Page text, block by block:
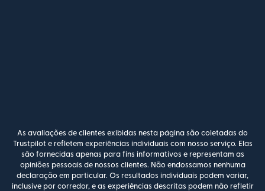
As avaliações de clientes exibidas nesta página são coletadas do
Trustpilot e refletem experiências individuais com nosso serviço. Elas
são fornecidas apenas para fins informativos e representam as
opiniões pessoais de nossos clientes. Não endossamos nenhuma
declaração em particular. Os resultados individuais podem variar,
inclusive por corredor, e as experiências descritas podem não refletir